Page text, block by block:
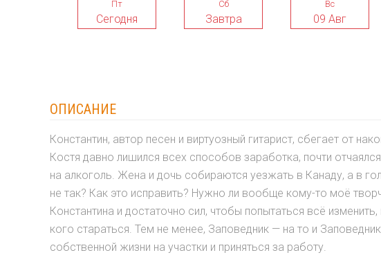
Пт
Сегодня
Сб
Завтра
Вс
09 Авг
ОПИСАНИЕ
Константин, автор песен и виртуозный гитарист, сбегает от
Костя давно лишился всех способов заработка, почти
на алкоголь. Жена и дочь собираются уезжать в Канаду, а в
не так? Как это исправить? Нужно ли вообще кому-то моё
Константина и достаточно сил, чтобы попытаться всё
кого стараться. Тем не менее, Заповедник — на то и
собственной жизни на участки и приняться за работу.